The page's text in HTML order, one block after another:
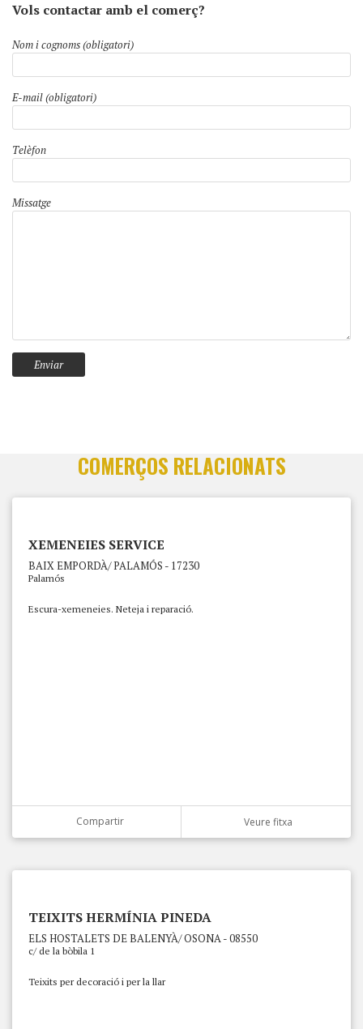
Vols contactar amb el comerç?
Nom i cognoms (obligatori)
E-mail (obligatori)
Telèfon
Missatge
COMERÇOS RELACIONATS
XEMENEIES SERVICE
BAIX EMPORDÀ/ PALAMÓS - 17230
Palamós
Escura-xemeneies. Neteja i reparació.
Compartir Veure fitxa
TEIXITS HERMÍNIA PINEDA
ELS HOSTALETS DE BALENYÀ/ OSONA - 08550
c/ de la bòbila 1
Teixits per decoració i per la llar